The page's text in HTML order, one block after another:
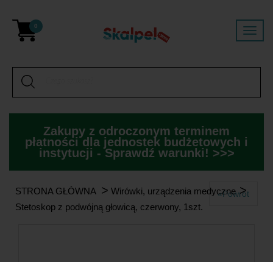
0
Zakupy z odroczonym terminem
płatności dla jednostek budżetowych i
instytucji - Sprawdź warunki! >>>
STRONA GŁÓWNA > Wirówki, urządzenia medyczne >
Stetoskop z podwójną głowicą, czerwony, 1szt.
«Powrót